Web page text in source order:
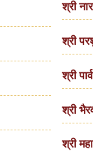
श्री
श्री
श्री
श्री
श्री